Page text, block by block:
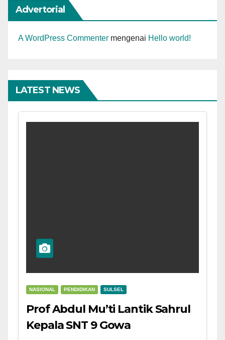
Advertorial
A WordPress Commenter mengenai Hello world!
LATEST NEWS
NASIONAL PENDIDIKAN SULSEL
Prof Abdul Mu’ti Lantik Sahrul
Kepala SNT 9 Gowa